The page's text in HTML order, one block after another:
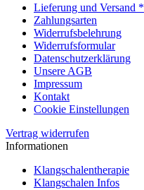
Lieferung und Versand *
Zahlungsarten
Widerrufsbelehrung
Widerrufsformular
Datenschutzerklärung
Unsere AGB
Impressum
Kontakt
Cookie Einstellungen
Vertrag widerrufen
Informationen
Klangschalentherapie
Klangschalen Infos